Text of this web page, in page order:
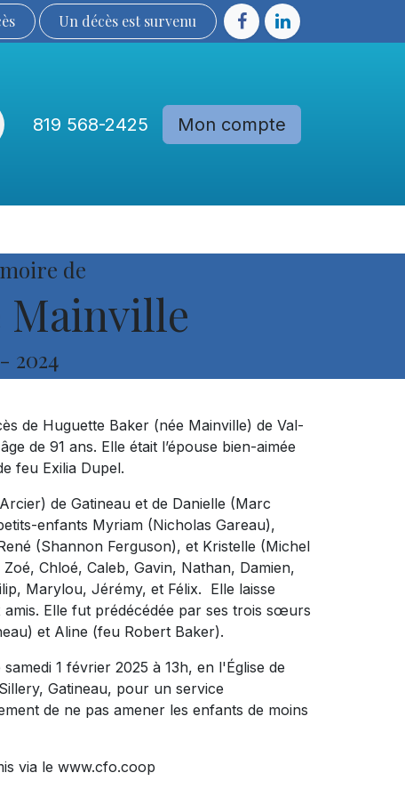
Un décès est sur​​​​​​​​ve​nu​​​​​​​​​​
819 568-2425 Mon compte
de
Mainville
- 2024
de Huguette Baker (née Mainville) de Val-
de 91 ans. Elle était l’épouse bien-aimée
feu Exilia Dupel.
de Gatineau et de Danielle (Marc
enfants Myriam (Nicholas Gareau),
(Shannon Ferguson), et Kristelle (Michel
Chloé, Caleb, Gavin, Nathan, Damien,
Marylou, Jérémy, et Félix. Elle laisse
Elle fut prédécédée par ses trois sœurs
et Aline (feu Robert Baker).
1 février 2025 à 13h, en l'Église de
Gatineau, pour un service
de ne pas amener les enfants de moins
via le www.cfo.coop